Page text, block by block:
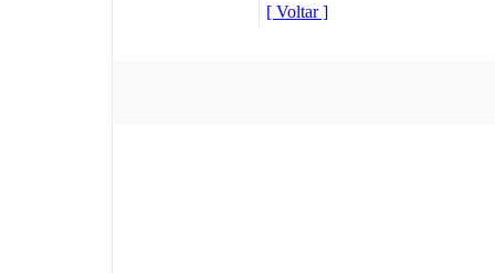
[ Voltar ]